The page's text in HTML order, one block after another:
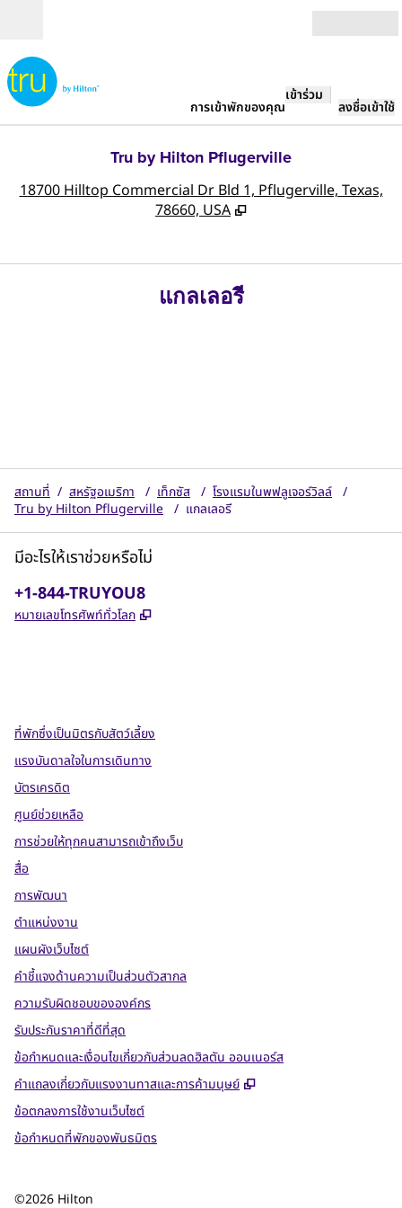
การเข้าพักของคุณ
เข้าร่วม
ลงชื่อเข้าใช้
Tru by Hilton Pflugerville
18700 Hilltop Commercial Dr Bld 1, Pflugerville, Texas,
78660, USA
แกลเลอรี
สถานที่ / สหรัฐอเมริกา / เท็กซัส / โรงแรมในพฟลูเจอร์วิลล์ /
Tru by Hilton Pflugerville / แกลเลอรี
มีอะไรให้เราช่วยหรือไม่
โทรศัพท์:
+1-844-TRUYOU8
หมายเลขโทรศัพท์ทั่วโลก ,
ที่พักซึ่งเป็นมิตรกับสัตว์เลี้ยง
แรงบันดาลใจในการเดินทาง
บัตรเครดิต
ศูนย์ช่วยเหลือ
การช่วยให้ทุกคนสามารถเข้าถึงเว็บ
สื่อ
การพัฒนา
ตำแหน่งงาน
แผนผังเว็บไซต์
คำชี้แจงด้านความเป็นส่วนตัวสากล
ความรับผิดชอบขององค์กร
รับประกันราคาที่ดีที่สุด
ข้อกำหนดและเงื่อนไขเกี่ยวกับส่วนลดฮิลตัน ออนเนอร์ส
คําแถลงเกี่ยวกับแรงงานทาสและการค้ามนุษย์
,
ข้อตกลงการใช้งานเว็บไซต์
ข้อกําหนดที่พักของพันธมิตร
©2026 Hilton